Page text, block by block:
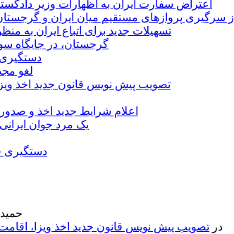
اعتراض سفارت ایران به اظهارات وزیر
از سرگیری پروازهای مستقیم میان ایران و
تسهیلات جدید برای اتباع ایران به
گرجستان، در جایگاه
لغو
تصویب پیش نویس قانون جدید اخذ
اعلام شرایط جدید اخذ و
یک مرد جوان ایرانی، متهم
دستگیری
حمید
در تصویب پیش نویس قانون جدید اخذ ویزا،